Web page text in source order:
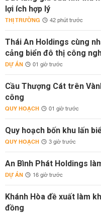
lợi ích hợp lý
THỊ TRƯỜNG 42 phút trước
Thái An Holdings cùng
cảng biển đô thị công
DỰ ÁN 01 giờ trước
Cầu Thượng Cát trên
công
QUY HOẠCH 01 giờ trước
Quy hoạch bốn khu lấn
QUY HOẠCH 3 giờ trước
An Bình Phát Holdings
DỰ ÁN 16 giờ trước
Khánh Hòa đề xuất làm
đồng